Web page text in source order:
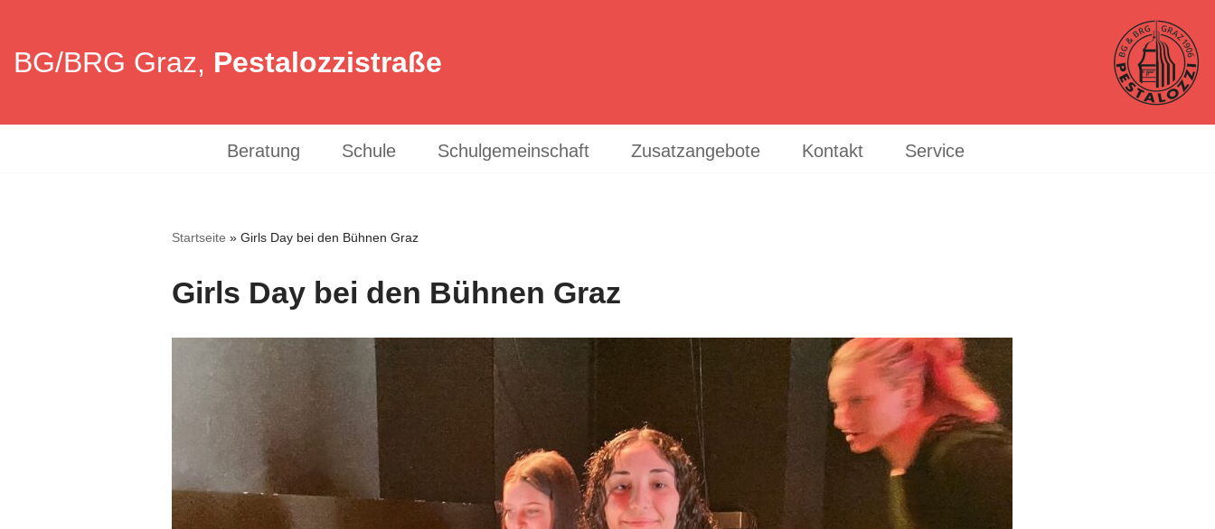
Inhalt
BG/BRG Graz, Pestalozzistraße
Beratung Schule Schulgemeinschaft Zusatzangebote Kontakt Service
Startseite » Girls Day bei den Bühnen Graz
Girls Day bei den Bühnen Graz